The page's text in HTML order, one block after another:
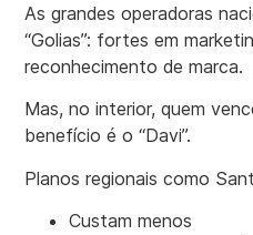
As grandes operadoras
“Golias”: fortes em
reconhecimento de marca.
Mas, no interior, quem
benefício é o “Davi”.
Planos regionais como
Custam menos